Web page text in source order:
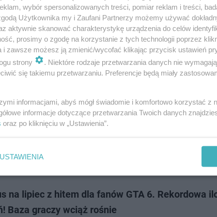
do uniwersum pająków z sąsiedztwa. Wersja Venoma z gry Insomniac
komiksów podczas tegoroc…
Duty i Battlefield miały zostać zmiażdżone. Ten
gra ekskluzywna na konsole PlayStation 5, Concord, miała rzucić
jak Call of Duty, Battlefield, Valorant i tym podobne. Jak pokazały
na lipiec z hitem dla fanów GTA 6. Rekordowa
Baza graczy wciąż rośnie
wybór spersonalizowanych treści, pomiar reklam i treści,
Użytkownika my i Zaufani Partnerzy możemy używać
aktywnie skanować charakterystykę urządzenia do celów
prosimy o zgodę na korzystanie z tych technologii poprzez
i zawsze możesz ją zmienić/wycofać klikając przycisk ustawień
strony
. Niektóre rodzaje przetwarzania danych nie
się takiemu przetwarzaniu. Preferencje będą miały
informacjami, abyś mógł świadomie i komfortowo korzystać z
informacje dotyczące przetwarzania Twoich danych
oraz po kliknięciu w „Ustawienia”.
USTAWIENIA